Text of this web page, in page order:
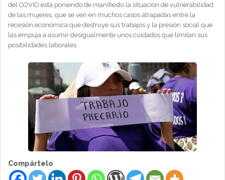
del COVID está poniendo de manifiesto la situación de vulnerabilidad
de las mujeres, que se ven en muchos casos atrapadas entre la
recesión económica que destruye sus trabajos y la presión social que
las empuja a asumir desigualmente unos cuidados que limitan sus
posibilidades laborales.
Compártelo